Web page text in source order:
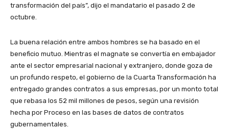
transformación del país”, dijo el mandatario el pasado 2 de
octubre.
La buena relación entre ambos hombres se ha basado en el
beneficio mutuo. Mientras el magnate se convertía en embajador
ante el sector empresarial nacional y extranjero, donde goza de
un profundo respeto, el gobierno de la Cuarta Transformación ha
entregado grandes contratos a sus empresas, por un monto total
que rebasa los 52 mil millones de pesos, según una revisión
hecha por Proceso en las bases de datos de contratos
gubernamentales.